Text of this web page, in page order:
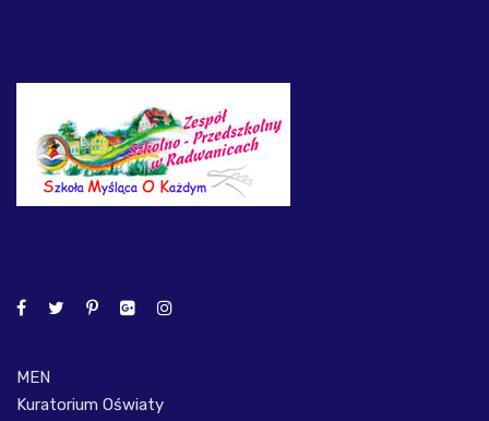
MEN
Kuratorium Oświaty